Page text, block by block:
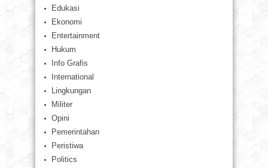
Edukasi
Ekonomi
Entertainment
Hukum
Info Grafis
International
Lingkungan
Militer
Opini
Pemerintahan
Peristiwa
Politics